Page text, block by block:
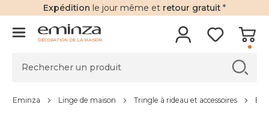
Expédition le jour même et retour gratuit *
DÉCORATION DE LA MAISON
Eminza Linge de maison Tringle à rideau et accessoires